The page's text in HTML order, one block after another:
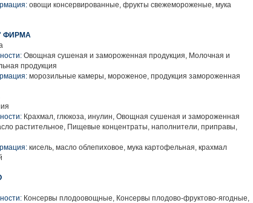
овощи консервированные, фрукты свежемороженые, мука
ФИРМА
Овощная сушеная и замороженная продукция, Молочная и
продукция
морозильные камеры, мороженое, продукция замороженная
Крахмал, глюкоза, инулин, Овощная сушеная и замороженная
растительное, Пищевые концентраты, наполнители, приправы,
кисель, масло облепиховое, мука картофельная, крахмал
Консервы плодоовощные, Консервы плодово-фруктово-ягодные,